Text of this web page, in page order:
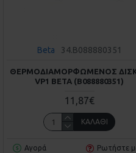
Beta 34.B088880351
ΘΕΡΜΟΔΙΑΜΟΡΦΩΜΈΝΟΣ
VP1 BETA (Β088880351)
11,87€
ΚΑΛΆΘΙ
Αγορά Ρωτήστε